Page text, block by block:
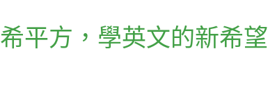
希平方 ， 學英文的新希望